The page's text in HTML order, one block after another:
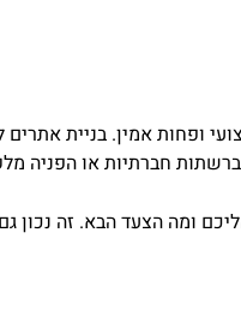
ופחות אמין. בניית
חברתיות או הפניה
ומה הצעד הבא. זה נכון